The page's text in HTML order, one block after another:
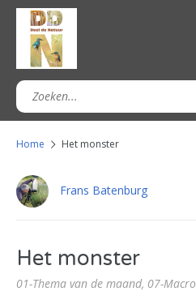
Home Het monster
Frans Batenburg
Het monster
01-Thema van de maand, 07-Macro